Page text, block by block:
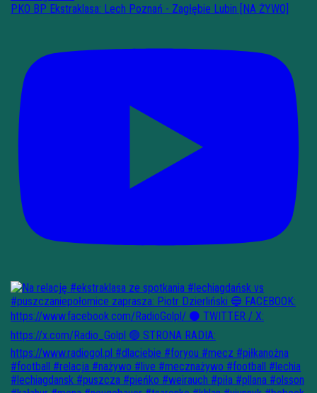
PKO BP Ekstraklasa: Lech Poznań - Zagłębie Lubin [NA ŻYWO]